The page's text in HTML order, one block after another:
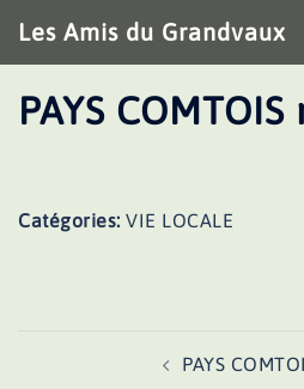
au
contenu
Les Amis du Grandvaux
PAYS COMTOIS
Catégories: VIE LOCALE
PAYS